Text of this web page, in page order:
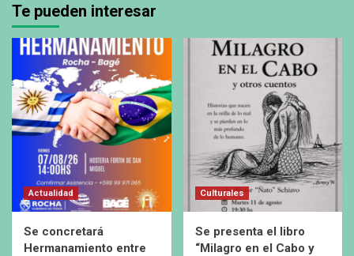
Te pueden interesar
Actualidad
Se concretará
Hermanamiento entre
Culturales
Se presenta el libro
“Milagro en el Cabo y